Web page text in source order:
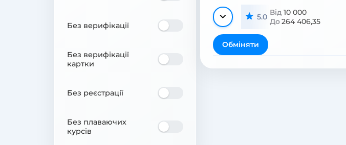
Без верифікації
Без верифікації
картки
Без реєстрації
Без плаваючих
курсів
5.0 Від 10 000
До264 406,35
Обміняти